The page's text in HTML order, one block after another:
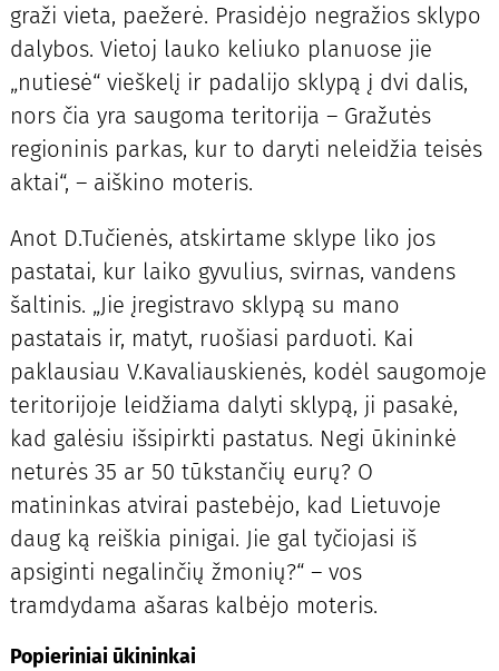
graži vieta, paežerė. Prasidėjo negražios sklypo
dalybos. Vietoj lauko keliuko planuose jie
„nutiesė“ vieškelį ir padalijo sklypą į dvi dalis,
nors čia yra saugoma teritorija – Gražutės
regioninis parkas, kur to daryti neleidžia teisės
aktai“, – aiškino moteris.
Anot D.Tučienės, atskirtame sklype liko jos
pastatai, kur laiko gyvulius, svirnas, vandens
šaltinis. „Jie įregistravo sklypą su mano
pastatais ir, matyt, ruošiasi parduoti. Kai
paklausiau V.Kavaliauskienės, kodėl saugomoje
teritorijoje leidžiama dalyti sklypą, ji pasakė,
kad galėsiu išsipirkti pastatus. Negi ūkininkė
neturės 35 ar 50 tūkstančių eurų? O
matininkas atvirai pastebėjo, kad Lietuvoje
daug ką reiškia pinigai. Jie gal tyčiojasi iš
apsiginti negalinčių žmonių?“ – vos
tramdydama ašaras kalbėjo moteris.
Popieriniai ūkininkai